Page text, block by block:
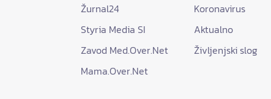
Žurnal24
Styria Media SI
Zavod Med.Over.Net
Mama.Over.Net
Koronavirus
Aktualno
Življenjski slog